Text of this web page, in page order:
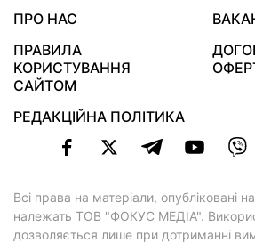
ПРО НАС
ПРАВИЛА
КОРИСТУВАННЯ
САЙТОМ
РЕДАКЦІЙНА ПОЛІТИКА
Всі права на матеріали, опубліковані
належать ТОВ "ФОКУС МЕДІА".
дозволяється лише при дотриманні